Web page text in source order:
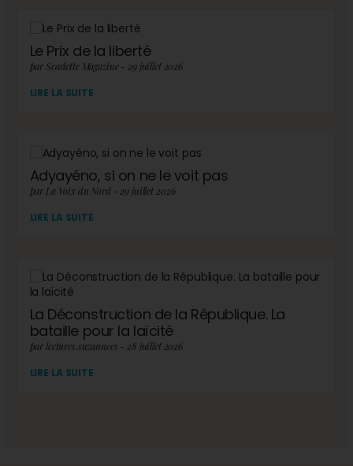
Le Prix de la liberté
par Scarlette Magazine - 29 juillet 2026
LIRE LA SUITE
Adyayéno, si on ne le voit pas
par La Voix du Nord - 29 juillet 2026
LIRE LA SUITE
La Déconstruction de la République. La
bataille pour la laïcité
par lectures.suzannees - 28 juillet 2026
LIRE LA SUITE